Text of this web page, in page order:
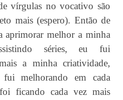
vírgulas no vocativo são
mais (espero). Então de
aprimorar melhor a minha
séries, eu fui
a minha criatividade,
melhorando em cada
ficando cada vez mais